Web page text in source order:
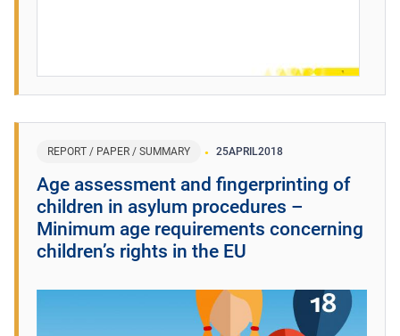
REPORT / PAPER / SUMMARY 25APRIL2018
Age assessment and fingerprinting of
children in asylum procedures –
Minimum age requirements concerning
children’s rights in the EU